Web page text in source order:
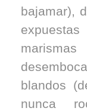
bajamar),
blandos
nunca